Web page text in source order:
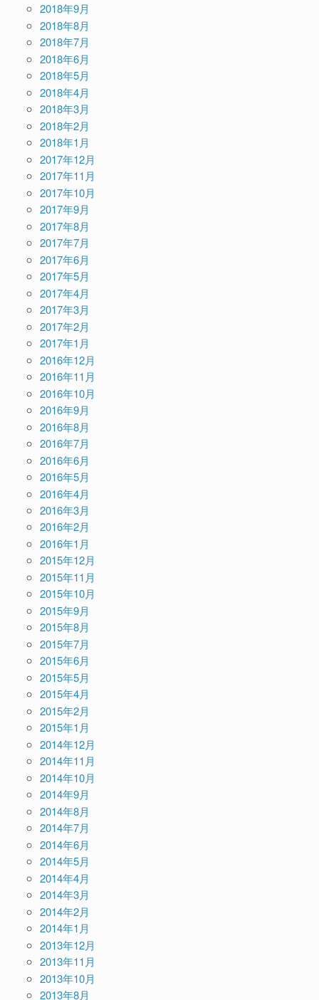
2018年9月
2018年8月
2018年7月
2018年6月
2018年5月
2018年4月
2018年3月
2018年2月
2018年1月
2017年12月
2017年11月
2017年10月
2017年9月
2017年8月
2017年7月
2017年6月
2017年5月
2017年4月
2017年3月
2017年2月
2017年1月
2016年12月
2016年11月
2016年10月
2016年9月
2016年8月
2016年7月
2016年6月
2016年5月
2016年4月
2016年3月
2016年2月
2016年1月
2015年12月
2015年11月
2015年10月
2015年9月
2015年8月
2015年7月
2015年6月
2015年5月
2015年4月
2015年2月
2015年1月
2014年12月
2014年11月
2014年10月
2014年9月
2014年8月
2014年7月
2014年6月
2014年5月
2014年4月
2014年3月
2014年2月
2014年1月
2013年12月
2013年11月
2013年10月
2013年8月